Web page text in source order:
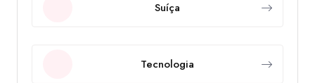
Suíça
Tecnologia